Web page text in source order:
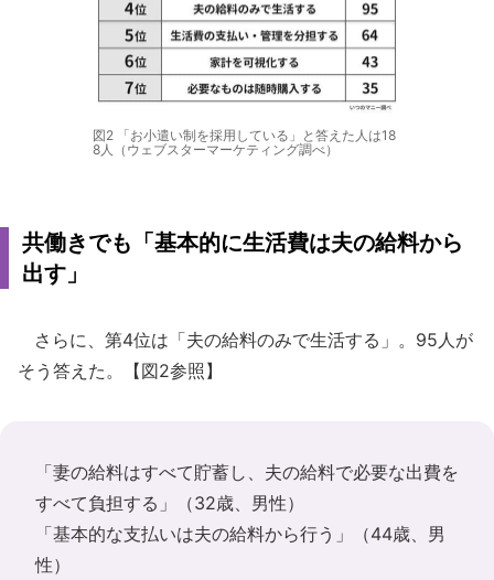
図2 「お小遣い制を採用している」と答えた人は18
8人（ウェブスターマーケティング調べ）
共働きでも「基本的に生活費は夫の給料から
出す」
さらに、第4位は「夫の給料のみで生活する」。95人が
そう答えた。【図2参照】
「妻の給料はすべて貯蓄し、夫の給料で必要な出費を
すべて負担する」（32歳、男性）
「基本的な支払いは夫の給料から行う」（44歳、男
性）